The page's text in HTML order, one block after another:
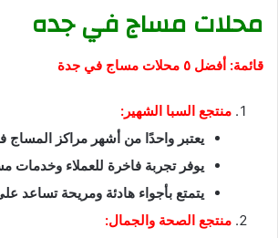
محلات مساج في جده
قائمة: أفضل ٥ محلات مساج في جدة
منتجع السبا الشهير:
يعتبر واحدًا من أشهر مراكز
يوفر تجربة فاخرة للعملاء وخدمات
يتمتع بأجواء هادئة ومريحة تساعد
منتجع الصحة والجمال: